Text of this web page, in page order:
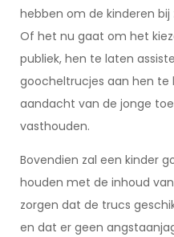
hebben om de kinderen
Of het nu gaat om het
publiek, hen te laten
goocheltrucjes aan hen te
aandacht van de jonge
vasthouden.
Bovendien zal een kinder
houden met de inhoud
zorgen dat de trucs
en dat er geen